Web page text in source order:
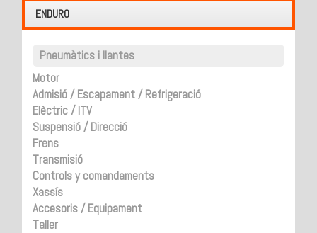
ENDURO
Pneumàtics i llantes
Motor
Admisió / Escapament / Refrigeració
Elèctric / ITV
Suspensió / Direcció
Frens
Transmisió
Controls y comandaments
Xassís
Accesoris / Equipament
Taller